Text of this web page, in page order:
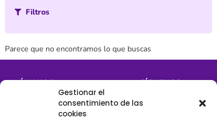
Gestionar el
consentimiento de las
cookies
Filtros
Parece que no encontramos lo que buscas
LLÁMANOS
+34 608 196 565
SÍGUENOS